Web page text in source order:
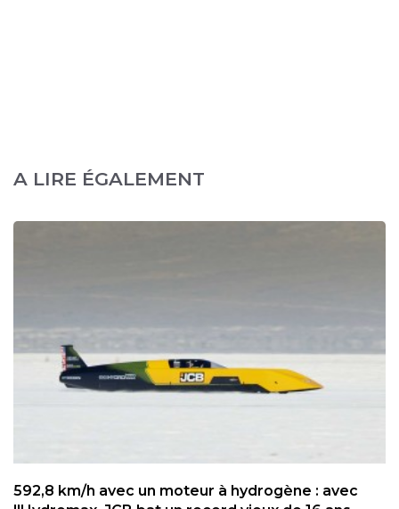
A LIRE ÉGALEMENT
592,8 km/h avec un moteur à hydrogène : avec